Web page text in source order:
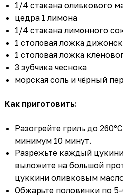
1/4 стакана оливкового
цедра 1 лимона
1/4 стакана лимонного
1 столовая ложка
1 столовая ложка
3 зубчика чеснока
морская соль и чёрный
Как приготовить:
Разогрейте гриль до
минимум 10 минут.
Разрежьте каждый
выложите на большой
цуккини оливковым
Обжарьте половинки по